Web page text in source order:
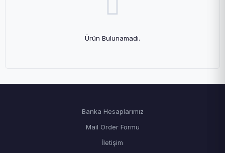
Ürün Bulunamadı.
Banka Hesaplarımız
Mail Order Formu
İletişim